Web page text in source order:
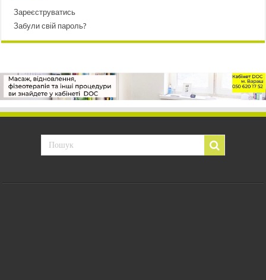
Зареєструватись
Забули свій пароль?